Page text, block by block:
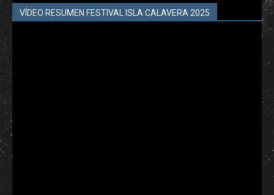
VÍDEO RESUMEN FESTIVAL ISLA CALAVERA 2025